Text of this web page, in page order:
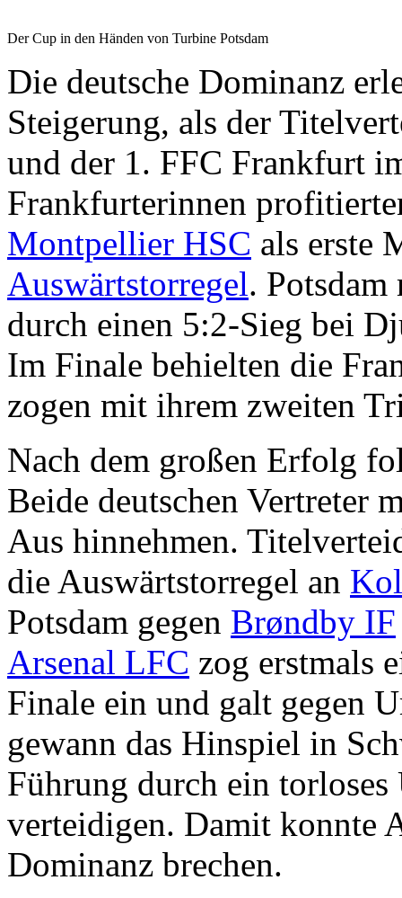
Der Cup in den Händen von Turbine Potsdam
Die deutsche Dominanz
Steigerung, als der
und der 1. FFC Frankfurt
Frankfurterinnen
Montpellier HSC als erste
Auswärtstorregel.
durch einen 5:2-Sieg bei
Im Finale behielten die
zogen mit ihrem zweiten
Nach dem großen Erfolg
Beide deutschen Vertreter
Aus hinnehmen.
die Auswärtstorregel an
Potsdam gegen Brøndby IF
Arsenal LFC zog erstmals
Finale ein und galt gegen
gewann das Hinspiel in
Führung durch ein torloses
verteidigen. Damit konnte
Dominanz brechen.